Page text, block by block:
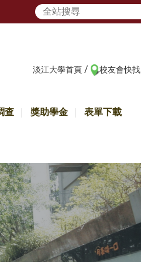
淡江大學首頁 / 校友會快找
查 獎助學金 表單下載